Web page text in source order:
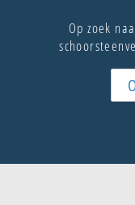
Op zoek